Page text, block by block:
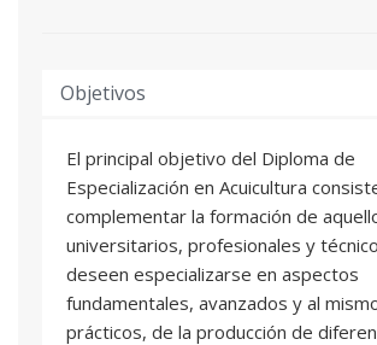
Objetivos
El principal objetivo del Diploma de
Especialización en Acuicultura
complementar la formación de
universitarios, profesionales y
deseen especializarse en aspectos
fundamentales, avanzados y al
prácticos, de la producción de